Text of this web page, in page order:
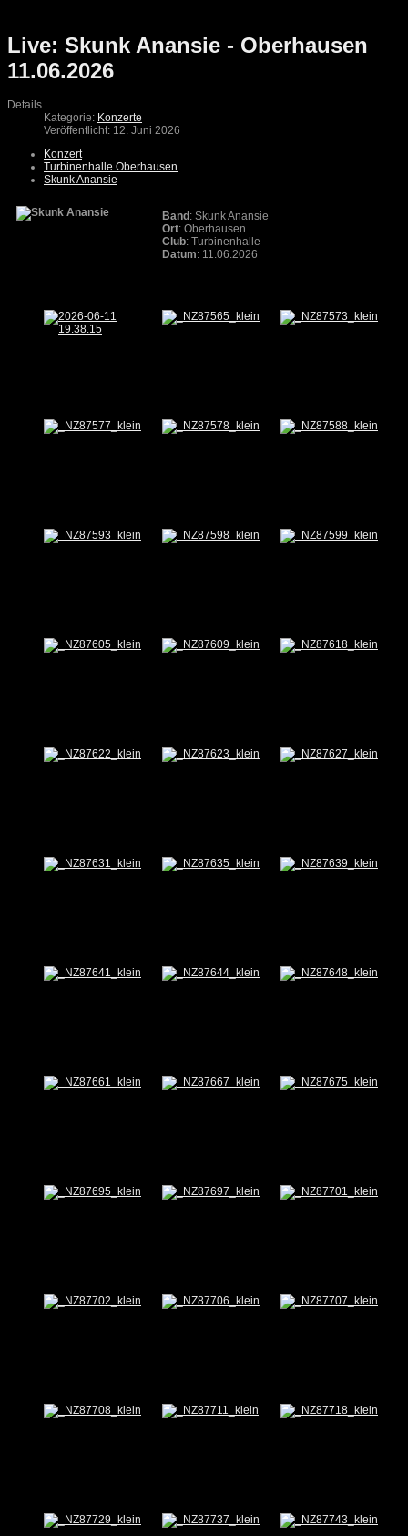
Live: Skunk Anansie - Oberhausen
11.06.2026
Details
Kategorie: Konzerte
Veröffentlicht: 12. Juni 2026
Konzert
Turbinenhalle Oberhausen
Skunk Anansie
Band : Skunk Anansie
Ort: Oberhausen
Club: Turbinenhalle
Datum: 11.06.2026